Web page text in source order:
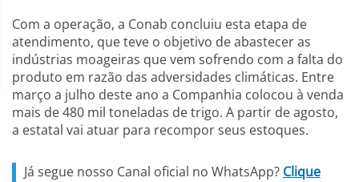
Com a operação, a Conab concluiu esta etapa de
atendimento, que teve o objetivo de abastecer as
indústrias moageiras que vem sofrendo com a falta do
produto em razão das adversidades climáticas. Entre
março a julho deste ano a Companhia colocou à venda
mais de 480 mil toneladas de trigo. A partir de agosto,
a estatal vai atuar para recompor seus estoques.
Já segue nosso Canal oficial no WhatsApp? Clique